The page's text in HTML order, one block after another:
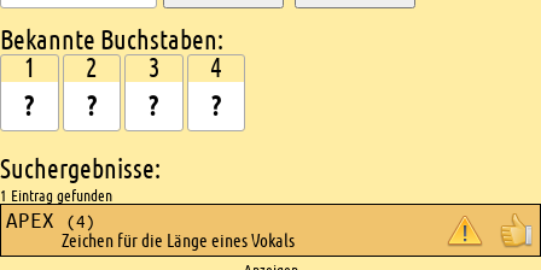
Bekannte Buchstaben:
1 2 3 4
Suchergebnisse:
1 Eintrag gefunden
APEX (4)
Zeichen für die Länge eines Vokals